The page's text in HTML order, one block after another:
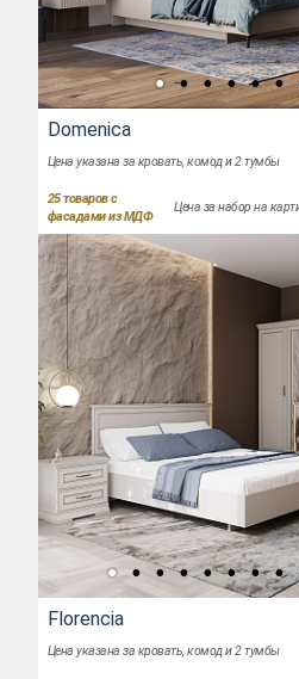
Domenica
Цена указана за кровать, комод и 2 тумбы
25товаров с
фасадами из МДФ
Цена за набор на
Florencia
Цена указана за кровать, комод и 2 тумбы